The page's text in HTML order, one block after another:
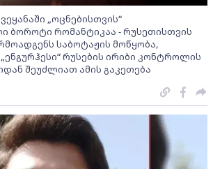
„ოცნებისთვის“
ბოროტი რომანტიკაა - რუსეთისთვის
საბოტაჟის მოწყობა,
რუსების ირიბი კონტროლის
შეუძლიათ ამის გაკეთება